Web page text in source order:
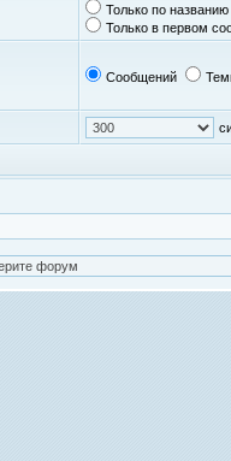
Только по
Только в первом
Сообщений